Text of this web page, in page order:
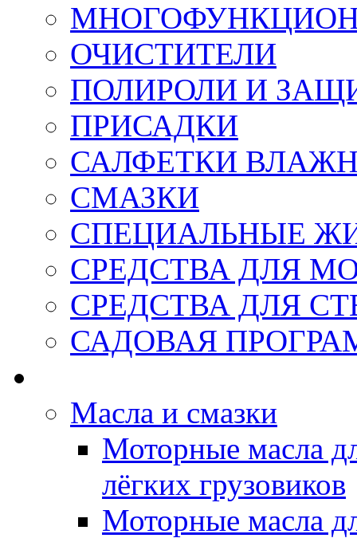
ОЧИСТИТЕЛИ
ПОЛИРОЛИ И
ПРИСАДКИ
САЛФЕТКИ
СМАЗКИ
СПЕЦИАЛЬНЫЕ
СРЕДСТВА ДЛЯ
СРЕДСТВА ДЛЯ
САДОВАЯ
Масла и смазки
Моторные масла
лёгких грузовиков
Моторные масла